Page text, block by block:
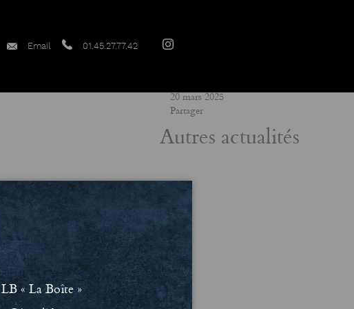
Email 01.45.27.77.42
20 mars 2025
Partager
Autres actualités
LB « La Boîte »